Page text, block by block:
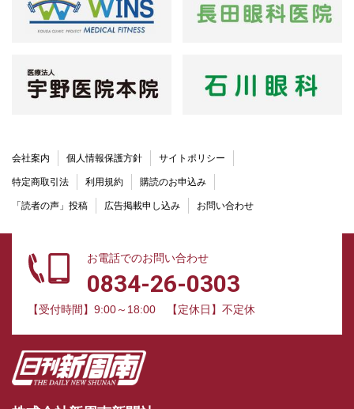
会社案内 個人情報保護方針 サイトポリシー
特定商取引法 利用規約 購読のお申込み
「読者の声」投稿 広告掲載申し込み お問い合わせ
お電話でのお問い合わせ
0834-26-0303
【受付時間】9:00～18:00 【定休日】不定休